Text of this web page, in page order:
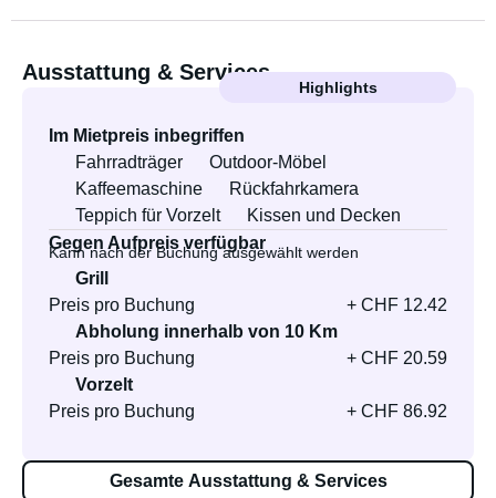
Ausstattung & Services
Highlights
Im Mietpreis inbegriffen
Fahrradträger
Outdoor-Möbel
Kaffeemaschine
Rückfahrkamera
Teppich für Vorzelt
Kissen und Decken
Gegen Aufpreis verfügbar
Kann nach der Buchung ausgewählt werden
Grill
Preis pro Buchung
+ CHF 12.42
Abholung innerhalb von 10 Km
Preis pro Buchung
+ CHF 20.59
Vorzelt
Preis pro Buchung
+ CHF 86.92
Gesamte Ausstattung & Services